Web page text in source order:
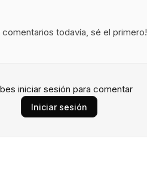
comentarios todavía, sé el primero!
iniciar sesión para comentar
Iniciar sesión